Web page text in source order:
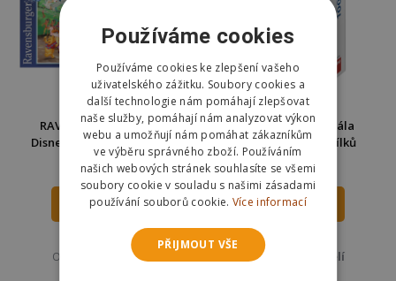
RAVENSBURGER Puzzle
Disney karneval 1000 dílků
289 Kč 359 Kč
DO KOŠÍKU
Odešleme
v pondělí
Dino Puzzle Katedrála
Notre-Dame 1000 dílků
253 Kč 350 Kč
DO KOŠÍKU
Odešleme
v pondělí
Používáme cookies
Používáme cookies ke zlepšení vašeho
uživatelského zážitku. Soubory cookies a
další technologie nám pomáhají zlepšovat
naše služby, pomáhají nám analyzovat výkon
webu a umožňují nám pomáhat zákazníkům
ve výběru správného zboží. Používáním
našich webových stránek souhlasíte se všemi
soubory cookie v souladu s našimi zásadami
používání souborů cookie. Více informací
PŘIJMOUT VŠE